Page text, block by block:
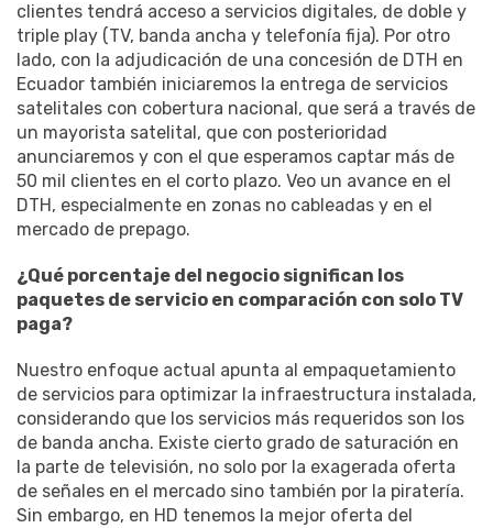
clientes tendrá acceso a servicios digitales, de doble y
triple play (TV, banda ancha y telefonía fija). Por otro
lado, con la adjudicación de una concesión de DTH en
Ecuador también iniciaremos la entrega de servicios
satelitales con cobertura nacional, que será a través de
un mayorista satelital, que con posterioridad
anunciaremos y con el que esperamos captar más de
50 mil clientes en el corto plazo. Veo un avance en el
DTH, especialmente en zonas no cableadas y en el
mercado de prepago.
¿Qué porcentaje del negocio significan los
paquetes de servicio en comparación con solo TV
paga?
Nuestro enfoque actual apunta al empaquetamiento
de servicios para optimizar la infraestructura instalada,
considerando que los servicios más requeridos son los
de banda ancha. Existe cierto grado de saturación en
la parte de televisión, no solo por la exagerada oferta
de señales en el mercado sino también por la piratería.
Sin embargo, en HD tenemos la mejor oferta del